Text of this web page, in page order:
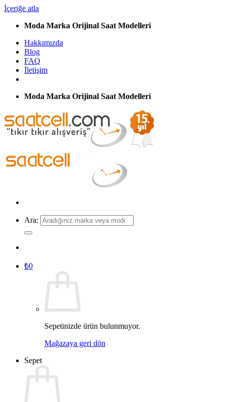
İçeriğe atla
Moda Marka Orijinal Saat Modelleri
Hakkımızda
Blog
FAQ
İletişim
Moda Marka Orijinal Saat Modelleri
Ara:
₺0
Sepetinizde ürün bulunmuyor.
Mağazaya geri dön
Sepet